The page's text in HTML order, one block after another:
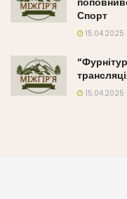
Спорт
15.04.2025
15.04.2025